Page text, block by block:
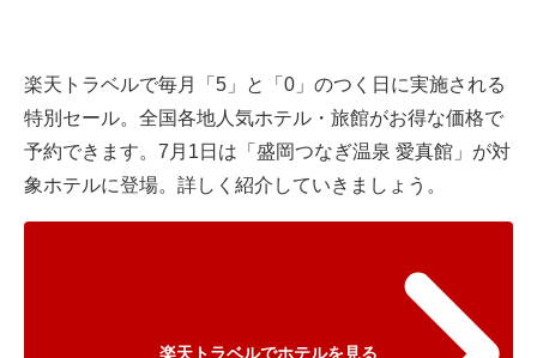
楽天トラベルで毎月「5」と「0」のつく日に実施される
特別セール。全国各地人気ホテル・旅館がお得な価格で
予約できます。7月1日は「盛岡つなぎ温泉 愛真館」が対
象ホテルに登場。詳しく紹介していきましょう。
楽天トラベルでホテルを見る